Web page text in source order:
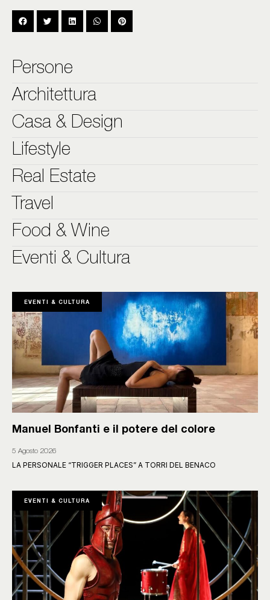
Persone
Architettura
Casa & Design
Lifestyle
Real Estate
Travel
Food & Wine
Eventi & Cultura
EVENTI & CULTURA
Manuel Bonfanti e il potere del colore
5 Agosto 2026
LA PERSONALE “TRIGGER PLACES” A TORRI DEL BENACO
EVENTI & CULTURA